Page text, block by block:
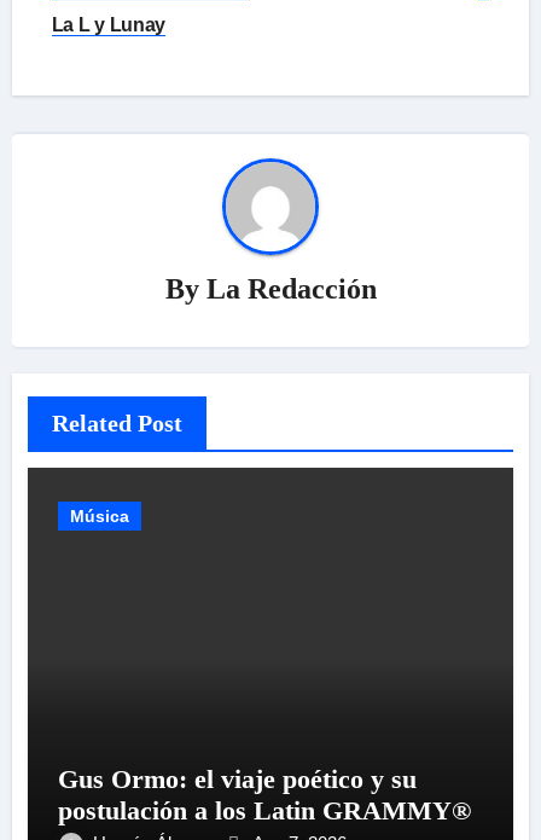
La L y Lunay
By La Redacción
Related Post
Música
Gus Ormo: el viaje poético y su
postulación a los Latin GRAMMY®